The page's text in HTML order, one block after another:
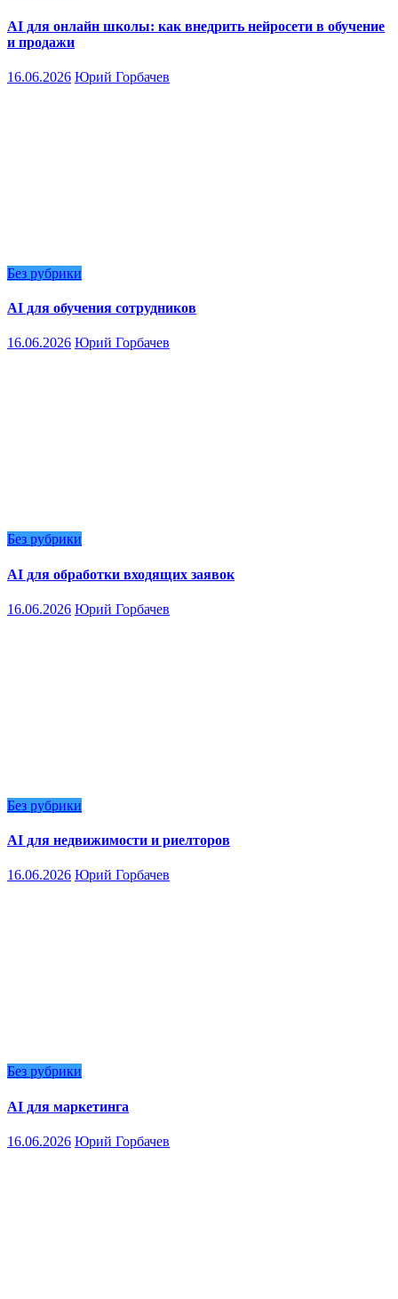
AI для онлайн школы: как внедрить нейросети в обучение
и продажи
16.06.2026 Юрий Горбачев
Без рубрики
AI для обучения сотрудников
16.06.2026 Юрий Горбачев
Без рубрики
AI для обработки входящих заявок
16.06.2026 Юрий Горбачев
Без рубрики
AI для недвижимости и риелторов
16.06.2026 Юрий Горбачев
Без рубрики
AI для маркетинга
16.06.2026 Юрий Горбачев